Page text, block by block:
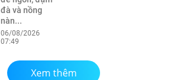
đà và nồng
nàn...
06/08/2026
07:49
Xem thêm